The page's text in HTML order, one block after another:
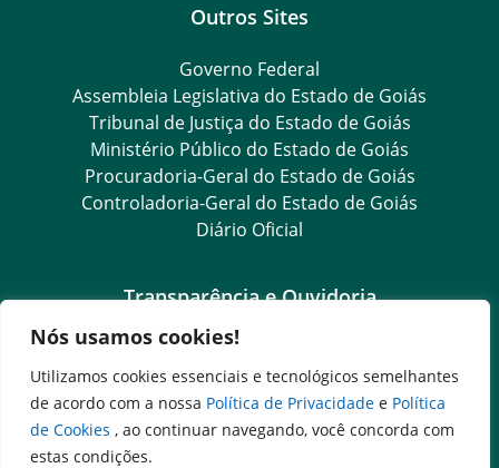
Nós usamos cookies!
Utilizamos cookies essenciais e tecnológicos semelhantes
de acordo com a nossa Política de Privacidade e Política
de Cookies , ao continuar navegando, você concorda com
estas condições.
Outros Sites
Governo Federal
Assembleia Legislativa do Estado de Goiás
Tribunal de Justiça do Estado de Goiás
Ministério Público do Estado de Goiás
Procuradoria-Geral do Estado de Goiás
Controladoria-Geral do Estado de Goiás
Diário Oficial
Transparência e Ouvidoria
LGPD
Goiás Transparência
Dados Abertos Goiás
SIC – Serviço de Informação ao Cidadão
e-SIC – Serviço Eletrônico de Informação ao Cidadão